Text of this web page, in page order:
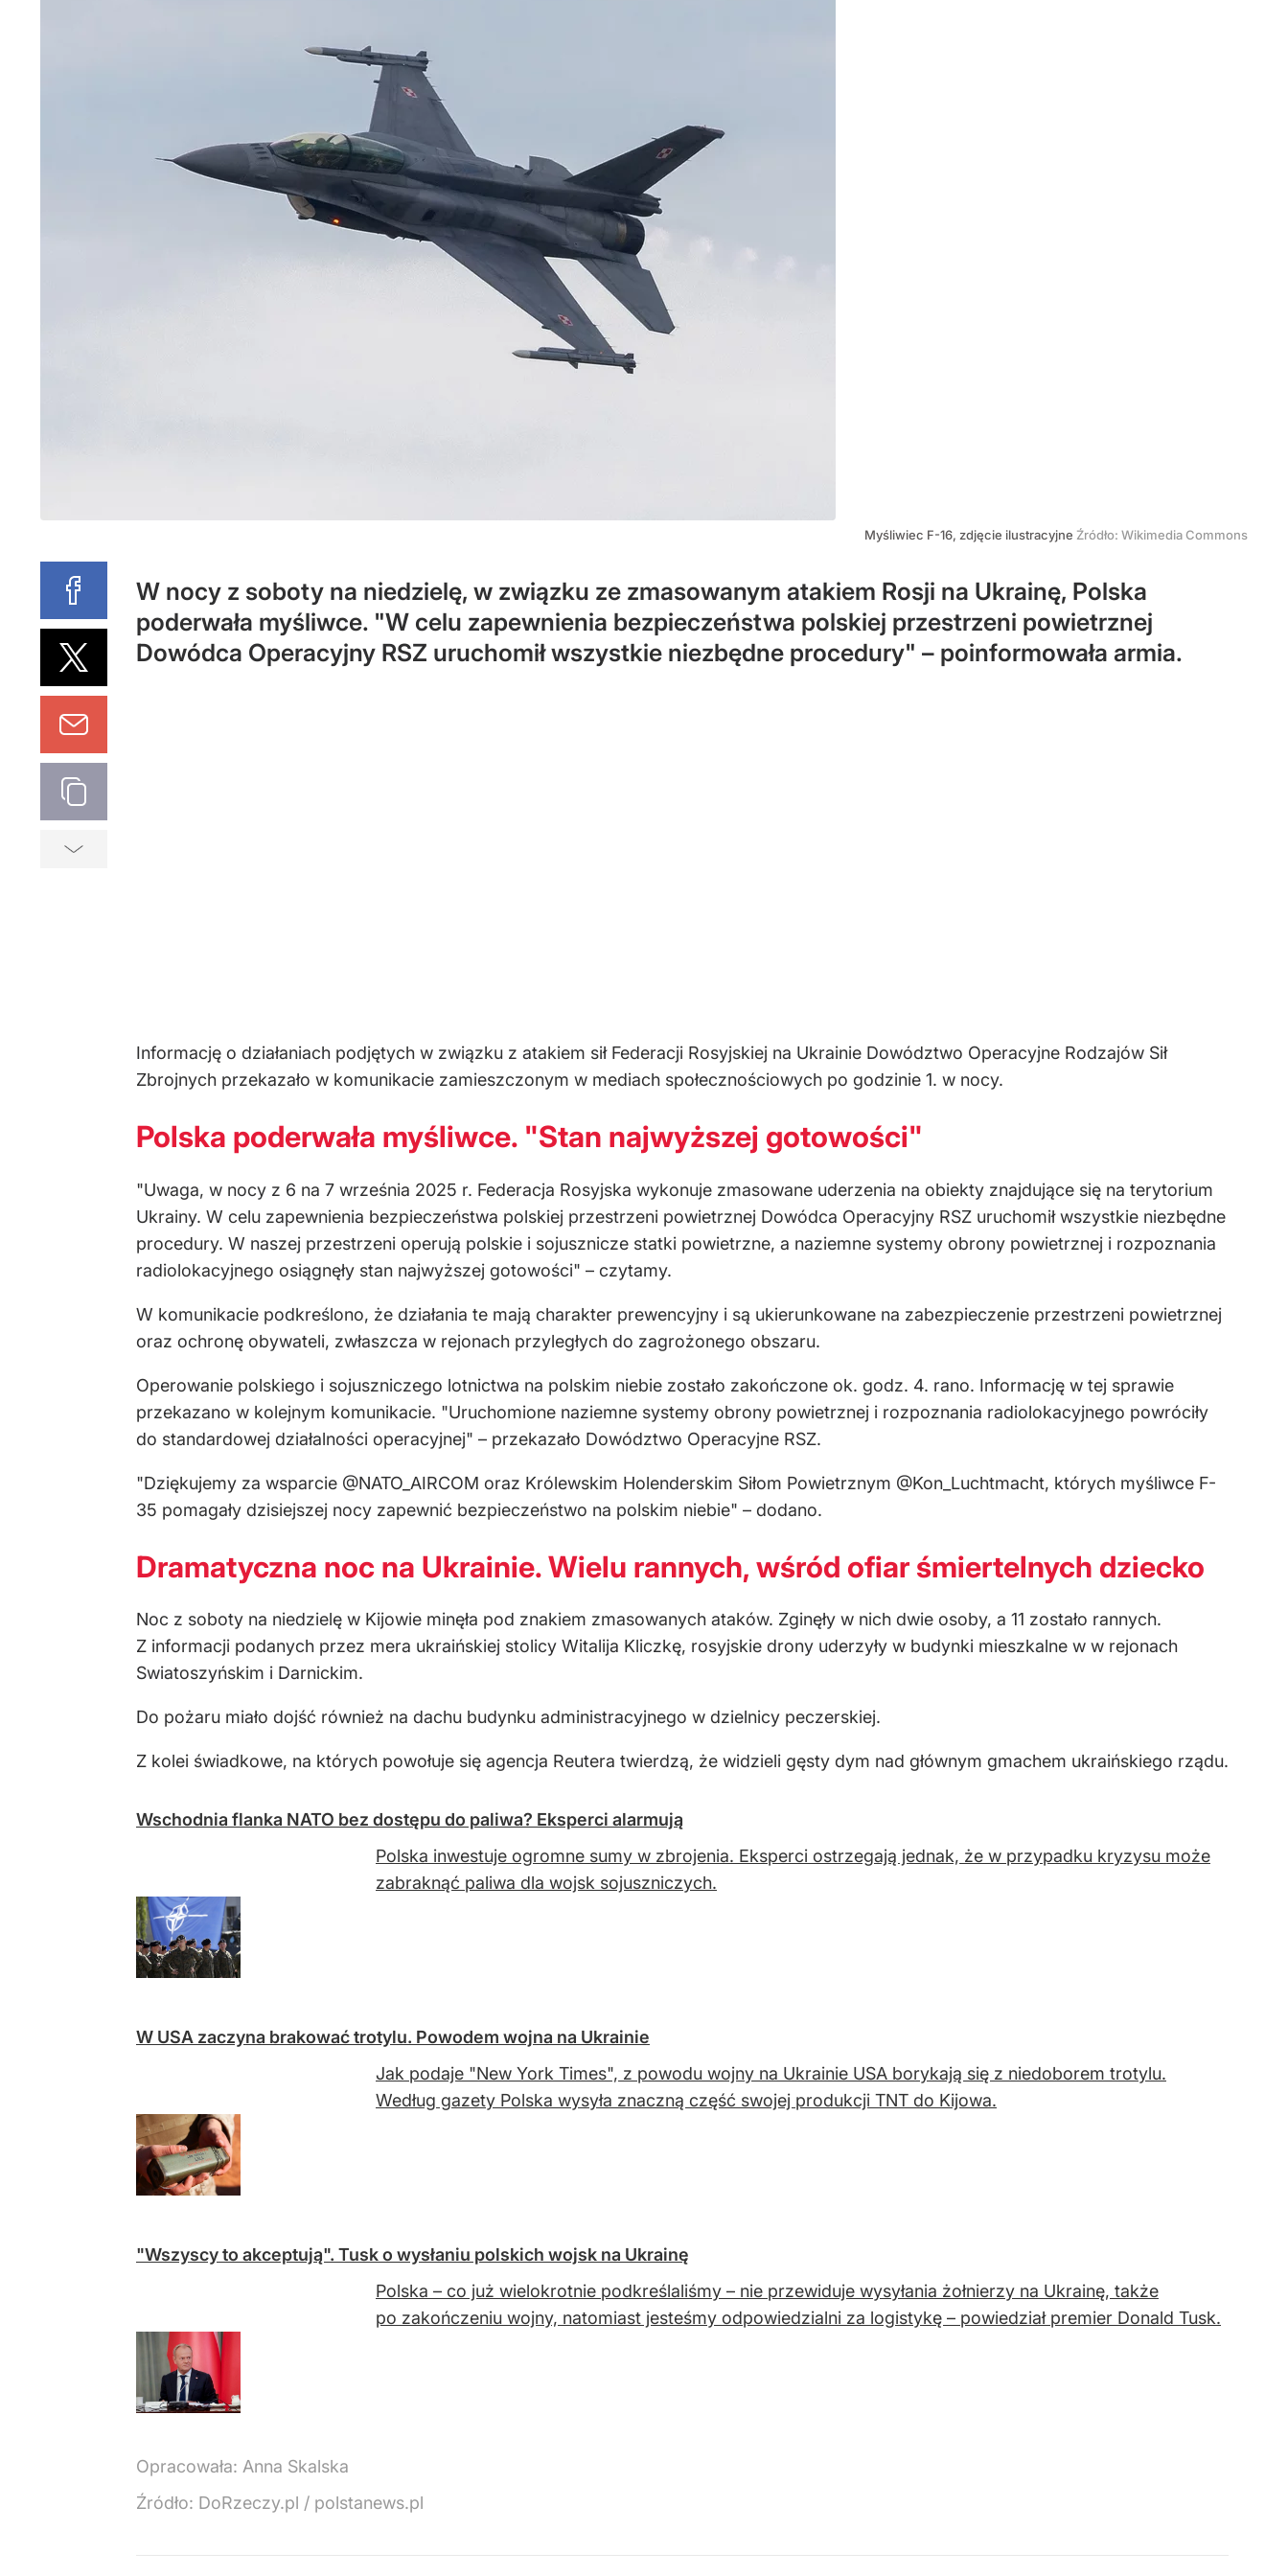
Myśliwiec F-16, zdjęcie ilustracyjne Źródło: Wikimedia Commons
W nocy z soboty na niedzielę, w związku ze zmasowanym atakiem Rosji na Ukrainę, Polska
poderwała myśliwce. "W celu zapewnienia bezpieczeństwa polskiej przestrzeni powietrznej
Dowódca Operacyjny RSZ uruchomił wszystkie niezbędne procedury" – poinformowała armia.
Informację o działaniach podjętych w związku z atakiem sił Federacji Rosyjskiej na Ukrainie Dowództwo Operacyjne Rodzajów Sił
Zbrojnych przekazało w komunikacie zamieszczonym w mediach społecznościowych po godzinie 1. w nocy.
Polska poderwała myśliwce. "Stan najwyższej gotowości"
"Uwaga, w nocy z 6 na 7 września 2025 r. Federacja Rosyjska wykonuje zmasowane uderzenia na obiekty znajdujące się na terytorium
Ukrainy. W celu zapewnienia bezpieczeństwa polskiej przestrzeni powietrznej Dowódca Operacyjny RSZ uruchomił wszystkie niezbędne
procedury. W naszej przestrzeni operują polskie i sojusznicze statki powietrzne, a naziemne systemy obrony powietrznej i rozpoznania
radiolokacyjnego osiągnęły stan najwyższej gotowości" – czytamy.
W komunikacie podkreślono, że działania te mają charakter prewencyjny i są ukierunkowane na zabezpieczenie przestrzeni powietrznej
oraz ochronę obywateli, zwłaszcza w rejonach przyległych do zagrożonego obszaru.
Operowanie polskiego i sojuszniczego lotnictwa na polskim niebie zostało zakończone ok. godz. 4. rano. Informację w tej sprawie
przekazano w kolejnym komunikacie. "Uruchomione naziemne systemy obrony powietrznej i rozpoznania radiolokacyjnego powróciły
do standardowej działalności operacyjnej" – przekazało Dowództwo Operacyjne RSZ.
"Dziękujemy za wsparcie @NATO_AIRCOM oraz Królewskim Holenderskim Siłom Powietrznym @Kon_Luchtmacht, których myśliwce F-
35 pomagały dzisiejszej nocy zapewnić bezpieczeństwo na polskim niebie" – dodano.
Dramatyczna noc na Ukrainie. Wielu rannych, wśród ofiar śmiertelnych dziecko
Noc z soboty na niedzielę w Kijowie minęła pod znakiem zmasowanych ataków. Zginęły w nich dwie osoby, a 11 zostało rannych.
Z informacji podanych przez mera ukraińskiej stolicy Witalija Kliczkę, rosyjskie drony uderzyły w budynki mieszkalne w w rejonach
Swiatoszyńskim i Darnickim.
Do pożaru miało dojść również na dachu budynku administracyjnego w dzielnicy peczerskiej.
Z kolei świadkowe, na których powołuje się agencja Reutera twierdzą, że widzieli gęsty dym nad głównym gmachem ukraińskiego rządu.
Wschodnia flanka NATO bez dostępu do paliwa? Eksperci alarmują
Polska inwestuje ogromne sumy w zbrojenia. Eksperci ostrzegają jednak, że w przypadku kryzysu może
zabraknąć paliwa dla wojsk sojuszniczych.
W USA zaczyna brakować trotylu. Powodem wojna na Ukrainie
Jak podaje "New York Times", z powodu wojny na Ukrainie USA borykają się z niedoborem trotylu.
Według gazety Polska wysyła znaczną część swojej produkcji TNT do Kijowa.
"Wszyscy to akceptują". Tusk o wysłaniu polskich wojsk na Ukrainę
Polska – co już wielokrotnie podkreślaliśmy – nie przewiduje wysyłania żołnierzy na Ukrainę, także
po zakończeniu wojny, natomiast jesteśmy odpowiedzialni za logistykę – powiedział premier Donald Tusk.
Opracowała: Anna Skalska
Źródło: DoRzeczy.pl / polstanews.pl